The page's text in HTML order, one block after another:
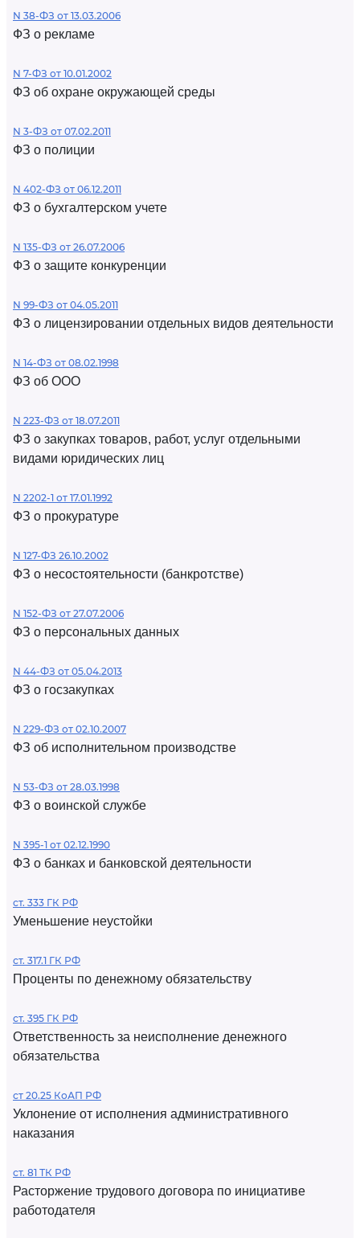
N 38-ФЗ от 13.03.2006
ФЗ о рекламе
N 7-ФЗ от 10.01.2002
ФЗ об охране окружающей среды
N 3-ФЗ от 07.02.2011
ФЗ о полиции
N 402-ФЗ от 06.12.2011
ФЗ о бухгалтерском учете
N 135-ФЗ от 26.07.2006
ФЗ о защите конкуренции
N 99-ФЗ от 04.05.2011
ФЗ о лицензировании отдельных видов деятельности
N 14-ФЗ от 08.02.1998
ФЗ об ООО
N 223-ФЗ от 18.07.2011
ФЗ о закупках товаров, работ, услуг отдельными
видами юридических лиц
N 2202-1 от 17.01.1992
ФЗ о прокуратуре
N 127-ФЗ 26.10.2002
ФЗ о несостоятельности (банкротстве)
N 152-ФЗ от 27.07.2006
ФЗ о персональных данных
N 44-ФЗ от 05.04.2013
ФЗ о госзакупках
N 229-ФЗ от 02.10.2007
ФЗ об исполнительном производстве
N 53-ФЗ от 28.03.1998
ФЗ о воинской службе
N 395-1 от 02.12.1990
ФЗ о банках и банковской деятельности
ст. 333 ГК РФ
Уменьшение неустойки
ст. 317.1 ГК РФ
Проценты по денежному обязательству
ст. 395 ГК РФ
Ответственность за неисполнение денежного
обязательства
ст 20.25 КоАП РФ
Уклонение от исполнения административного
наказания
ст. 81 ТК РФ
Расторжение трудового договора по инициативе
работодателя